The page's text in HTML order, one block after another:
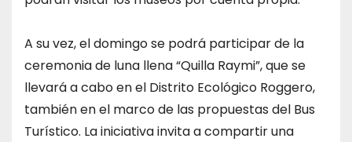
A su vez, el domingo se podrá participar de la
ceremonia de luna llena “Quilla Raymi”, que se
llevará a cabo en el Distrito Ecológico Roggero,
también en el marco de las propuestas del Bus
Turístico. La iniciativa invita a compartir una